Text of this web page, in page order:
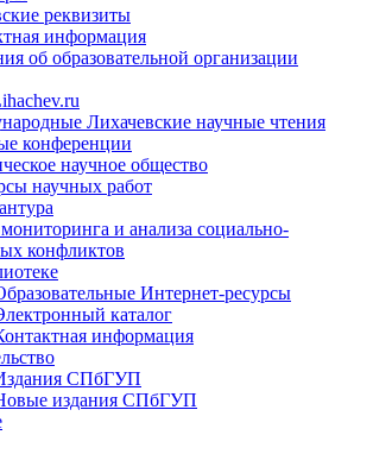
реквизиты
информация
об образовательной организации
Лихачевские научные чтения
конференции
научное общество
научных работ
и анализа социально-
конфликтов
Интернет-ресурсы
каталог
информация
СПбГУП
издания СПбГУП